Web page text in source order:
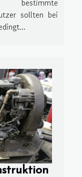
sollten bei